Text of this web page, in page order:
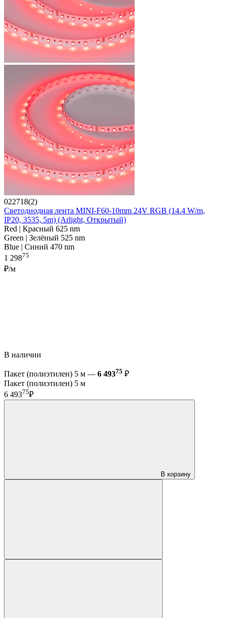
022718(2)
Светодиодная лента MINI-F60-10mm 24V RGB (14.4 W/m,
IP20, 3535, 5m) (Arlight, Открытый)
Red | Красный 625 nm
Green | Зелёный 525 nm
Blue | Синий 470 nm
1 29875
₽/м
В наличии
Пакет (полиэтилен) 5 м — 6 49375 ₽
Пакет (полиэтилен) 5 м
6 49375₽
В корзину